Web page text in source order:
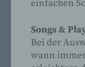
einfachen
Songs &
Bei der
wann